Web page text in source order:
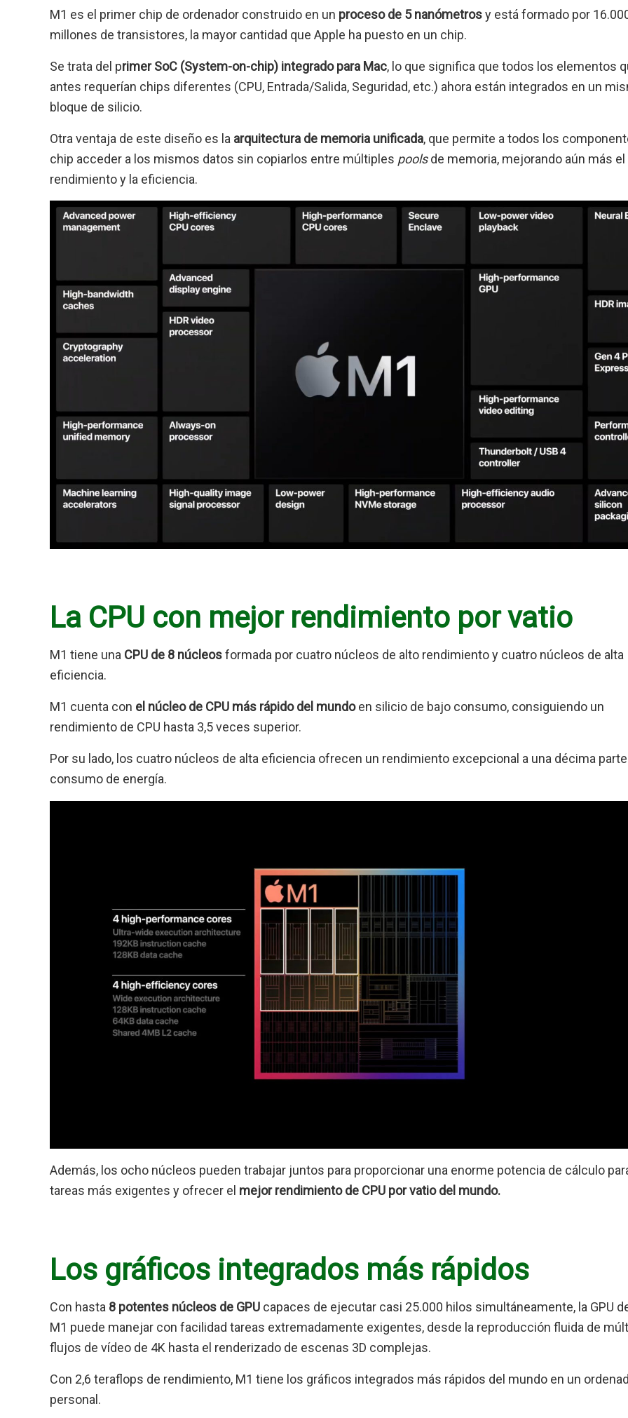
M1 es el primer chip de ordenador construido en un proceso de 5 nanómetrosy está formado por
millones de transistores, la mayor cantidad que Apple ha puesto en un chip.
Se trata del primer SoC (System-on-chip) integrado para Mac, lo que significa que todos los elementos
antes requerían chips diferentes (CPU, Entrada/Salida, Seguridad, etc.) ahora están integrados en un
bloque de silicio.
Otra ventaja de este diseño es la arquitectura de memoria unificada, que permite a todos los
chip acceder a los mismos datos sin copiarlos entre múltiples poolsde memoria, mejorando aún más el
rendimiento y la eficiencia.
La CPU con mejor rendimiento por vatio
M1 tiene una CPU de 8 núcleosformada por cuatro núcleos de alto rendimiento y cuatro núcleos de alta
eficiencia.
M1 cuenta con el núcleo de CPU más rápido del mundoen silicio de bajo consumo, consiguiendo un
rendimiento de CPU hasta 3,5 veces superior.
Por su lado, los cuatro núcleos de alta eficiencia ofrecen un rendimiento excepcional a una décima
consumo de energía.
Además, los ocho núcleos pueden trabajar juntos para proporcionar una enorme potencia de cálculo
tareas más exigentes y ofrecer el mejor rendimiento de CPU por vatio del mundo.
Los gráficos integrados más rápidos
Con hasta 8 potentes núcleos de GPU capaces de ejecutar casi 25.000 hilos simultáneamente, la GPU
M1 puede manejar con facilidad tareas extremadamente exigentes, desde la reproducción fluida de
flujos de vídeo de 4K hasta el renderizado de escenas 3D complejas.
Con 2,6 teraflops de rendimiento, M1 tiene los gráficos integrados más rápidos del mundo en un
personal.